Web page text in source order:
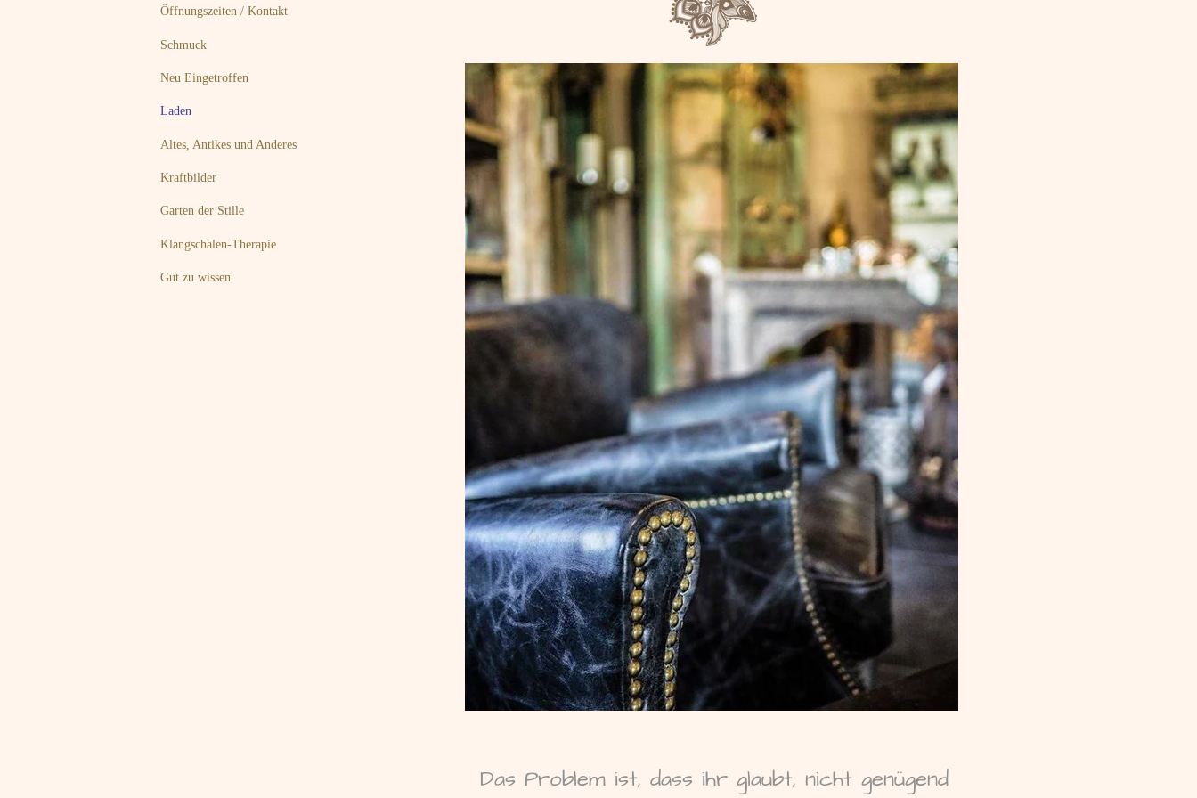
Öffnungszeiten / Kontakt
Schmuck
Neu Eingetroffen
Laden
Altes, Antikes und Anderes
Kraftbilder
Garten der Stille
Klangschalen-Therapie
Gut zu wissen
Das Problem ist, dass ihr glaubt, nicht genügend